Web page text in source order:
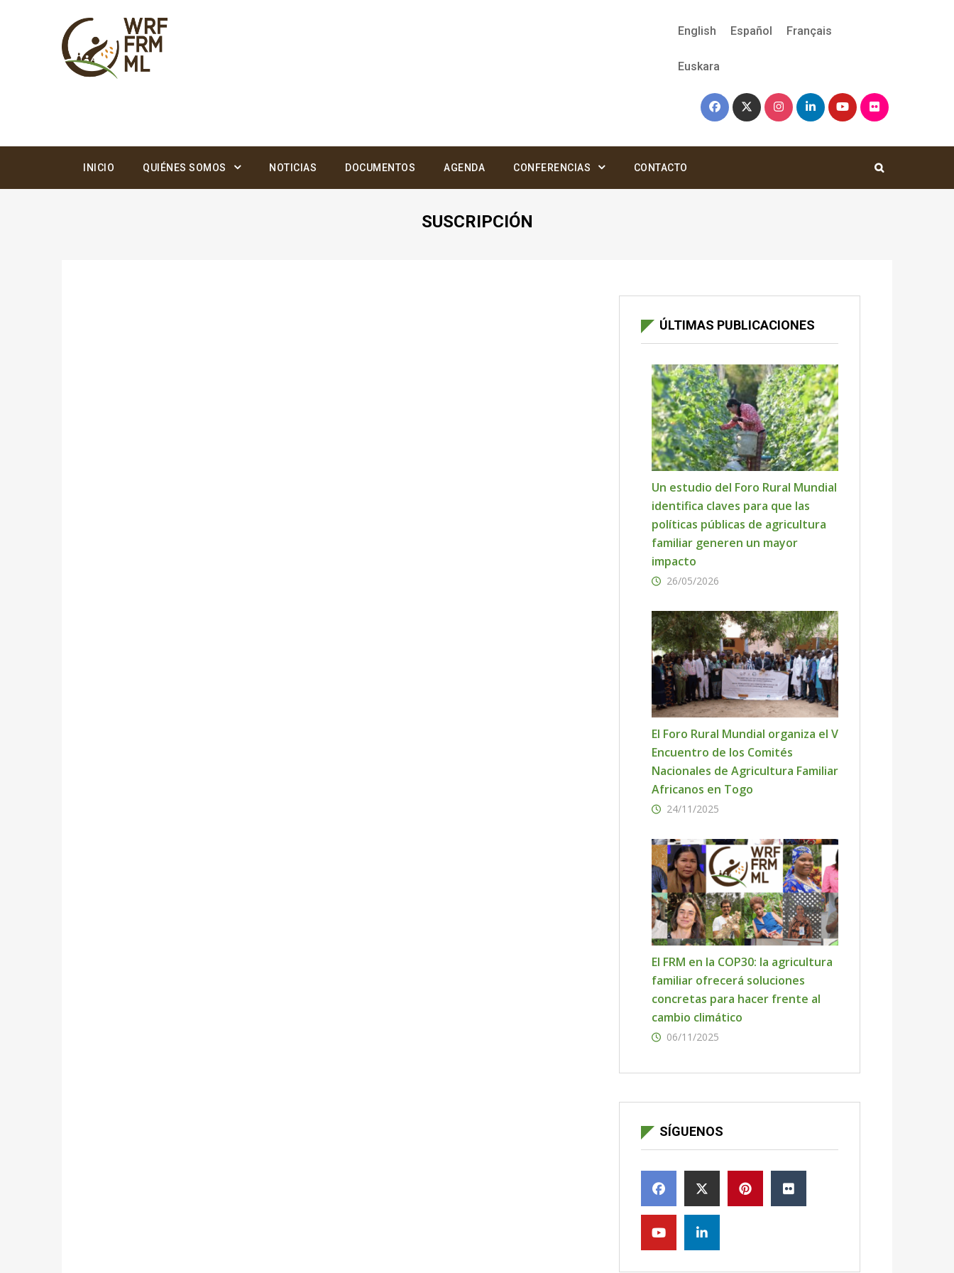
English Español Français
Euskara
INICIO QUIÉNES SOMOS NOTICIAS DOCUMENTOS AGENDA CONFERENCIAS CONTACTO
SUSCRIPCIÓN
ÚLTIMAS PUBLICACIONES
Un estudio del Foro Rural Mundial
identifica claves para que las
políticas públicas de agricultura
familiar generen un mayor
impacto
26/05/2026
El Foro Rural Mundial organiza el V
Encuentro de los Comités
Nacionales de Agricultura Familiar
Africanos en Togo
24/11/2025
El FRM en la COP30: la agricultura
familiar ofrecerá soluciones
concretas para hacer frente al
cambio climático
06/11/2025
SÍGUENOS